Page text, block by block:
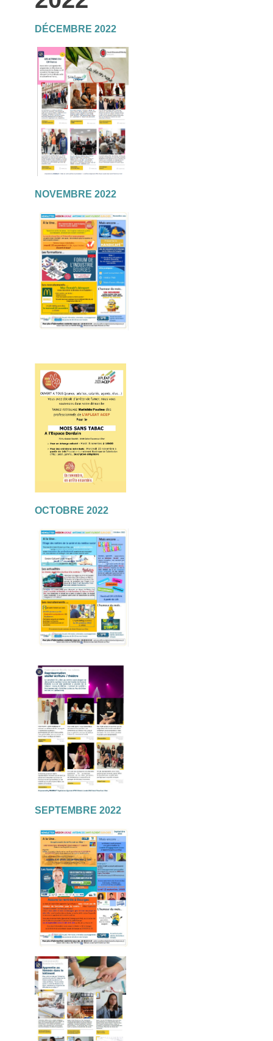
DÉCEMBRE 2022
NOVEMBRE 2022
OCTOBRE 2022
SEPTEMBRE 2022